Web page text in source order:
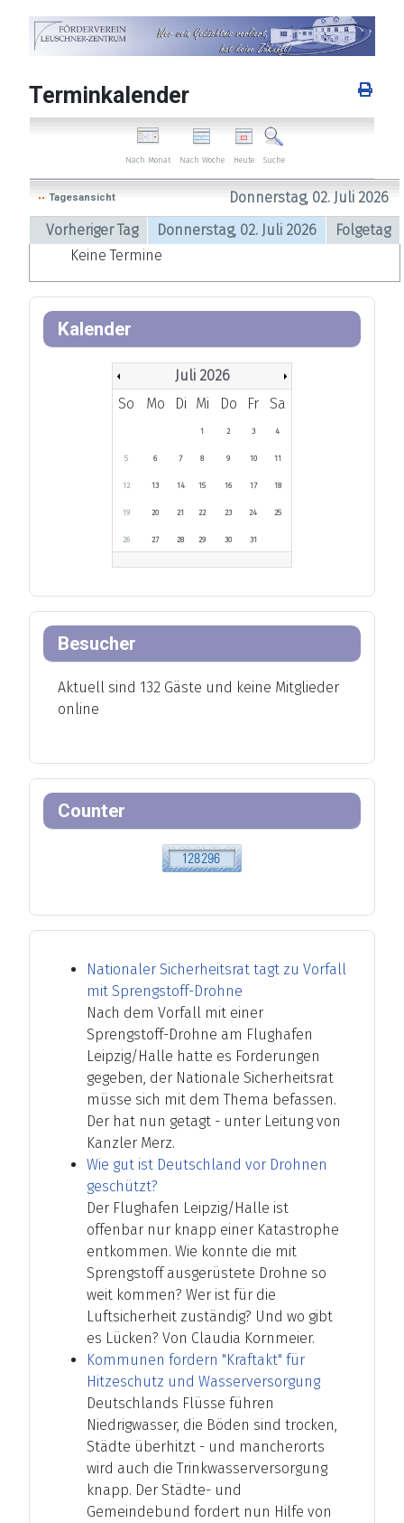
Terminkalender
Nach Monat Nach Woche Heute Suche
Tagesansicht
Donnerstag, 02. Juli 2026
Vorheriger Tag
Donnerstag, 02. Juli 2026
Folgetag
Keine Termine
Kalender
Juli 2026
So
Mo Di Mi Do Fr Sa
1 2 3 4
5 6 7 8 9 10 11
12 13 14 15 16 17 18
19 20 21 22 23 24 25
26 27 28 29 30 31
Besucher
Aktuell sind 132 Gäste und keine Mitglieder
online
Counter
Nationaler Sicherheitsrat tagt zu Vorfall
mit Sprengstoff-Drohne
Nach dem Vorfall mit einer
Sprengstoff-Drohne am Flughafen
Leipzig/Halle hatte es Forderungen
gegeben, der Nationale Sicherheitsrat
müsse sich mit dem Thema befassen.
Der hat nun getagt - unter Leitung von
Kanzler Merz.
Wie gut ist Deutschland vor Drohnen
geschützt?
Der Flughafen Leipzig/Halle ist
offenbar nur knapp einer Katastrophe
entkommen. Wie konnte die mit
Sprengstoff ausgerüstete Drohne so
weit kommen? Wer ist für die
Luftsicherheit zuständig? Und wo gibt
es Lücken? Von Claudia Kornmeier.
Kommunen fordern "Kraftakt" für
Hitzeschutz und Wasserversorgung
Deutschlands Flüsse führen
Niedrigwasser, die Böden sind trocken,
Städte überhitzt - und mancherorts
wird auch die Trinkwasserversorgung
knapp. Der Städte- und
Gemeindebund fordert nun Hilfe von